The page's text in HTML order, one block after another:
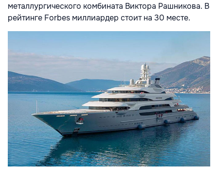
металлургического комбината Виктора Рашникова. В
рейтинге Forbes миллиардер стоит на 30 месте.